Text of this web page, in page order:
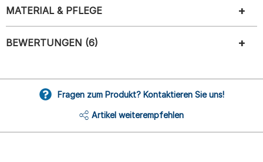
MATERIAL & PFLEGE
BEWERTUNGEN (6)
Fragen zum Produkt? Kontaktieren Sie uns!
Artikel weiterempfehlen